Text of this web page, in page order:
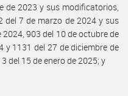
de 2023 y sus modificatorios,
del 7 de marzo de 2024 y sus
903 del 10 de octubre de
y 1131 del 27 de diciembre de
del 15 de enero de 2025; y